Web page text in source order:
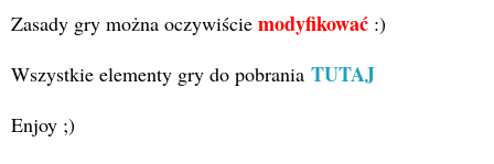
Zasady gry można oczywiście modyfikować :)
Wszystkie elementy gry do pobrania TUTAJ
Enjoy ;)